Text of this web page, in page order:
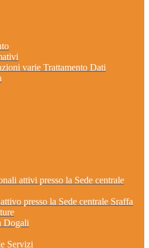
varie Trattamento Dati
attivi presso la Sede centrale
presso la Sede centrale Sraffa
Dogali
Servizi